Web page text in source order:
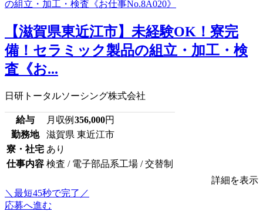
【滋賀県東近江市】未経験OK！寮完
備！セラミック製品の組立・加工・検
査《お...
日研トータルソーシング株式会社
給与 月収例 356,000円
勤務地
滋賀県 東近江市
寮・社宅 あり
仕事内容 検査 / 電子部品系工場 / 交替制
詳細を表示
＼最短45秒で完了／
応募へ進む